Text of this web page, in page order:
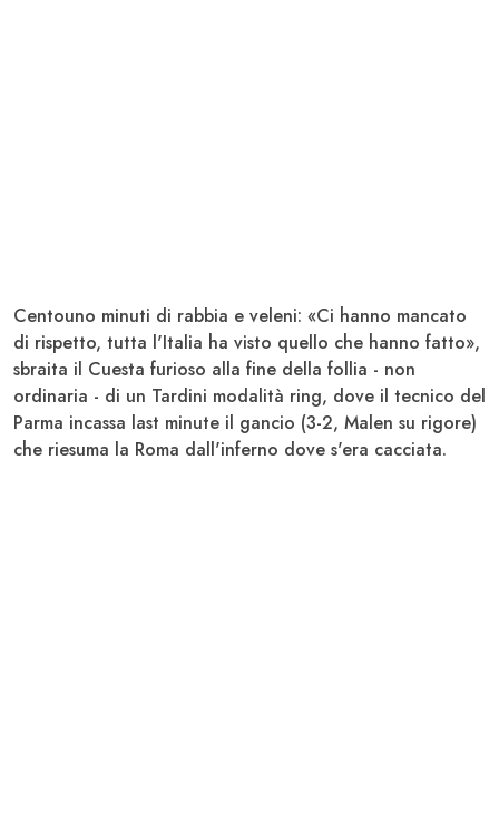
Centouno minuti di rabbia e veleni: «Ci hanno mancato
di rispetto, tutta l'Italia ha visto quello che hanno fatto»,
sbraita il Cuesta furioso alla fine della follia - non
ordinaria - di un Tardini modalità ring, dove il tecnico del
Parma incassa last minute il gancio (3-2, Malen su rigore)
che riesuma la Roma dall'inferno dove s'era cacciata.